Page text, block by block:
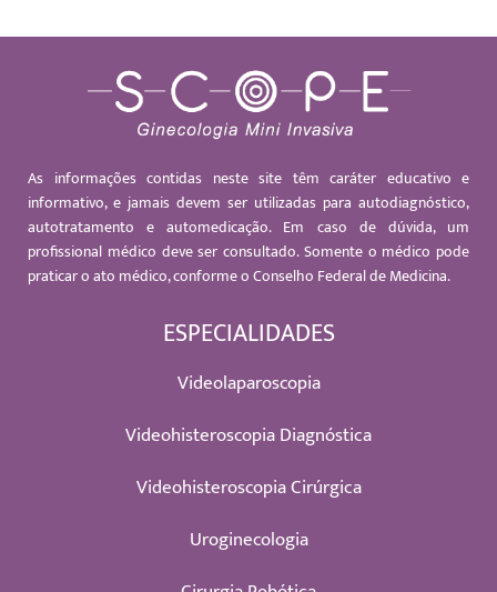
As informações contidas neste site têm caráter educativo e
informativo, e jamais devem ser utilizadas para autodiagnóstico,
autotratamento e automedicação. Em caso de dúvida, um
profissional médico deve ser consultado. Somente o médico pode
praticar o ato médico, conforme o Conselho Federal de Medicina.
ESPECIALIDADES
Videolaparoscopia
Videohisteroscopia Diagnóstica
Videohisteroscopia Cirúrgica
Uroginecologia